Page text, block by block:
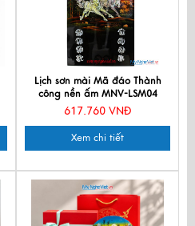
Lịch sơn mài Mã đáo Thành
công nền ấm MNV-LSM04
617.760 VNĐ
Xem chi tiết